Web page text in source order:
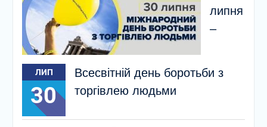
ЛИП
30
липня
–
Всесвітній день боротьби з
торгівлею людьми